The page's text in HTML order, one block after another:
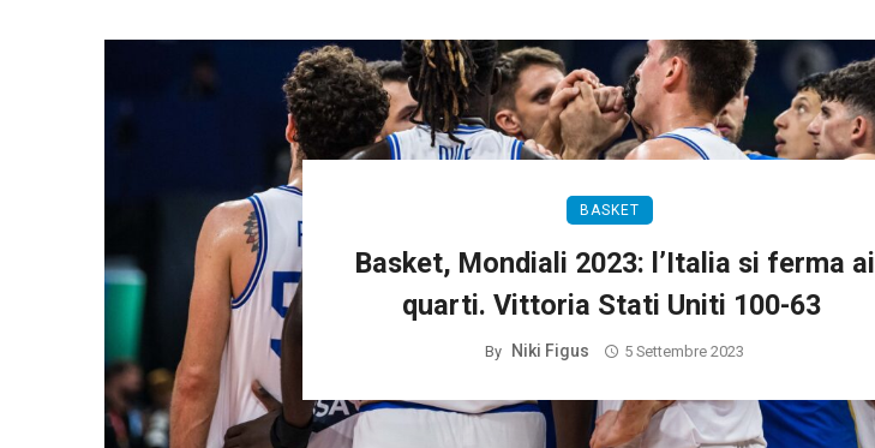
BASKET
Basket, Mondiali 2023: l’Italia si ferma ai
quarti. Vittoria Stati Uniti 100-63
By Niki Figus 5 Settembre 2023